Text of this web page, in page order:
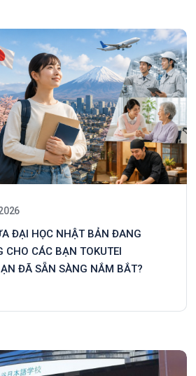
ĐẠI HỌC NHẬT BẢN ĐANG
CHO CÁC BẠN TOKUTEI
ĐÃ SẴN SÀNG NẮM BẮT?